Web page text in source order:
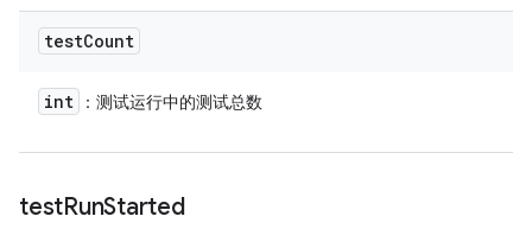
testCount
int ：测试运行中的测试总数
testRunStarted